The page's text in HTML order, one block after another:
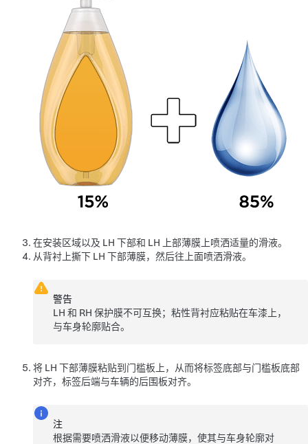
在安装区域以及 LH 下部和 LH 上部薄膜上喷洒适量的滑液。
从背衬上撕下 LH 下部薄膜，然后往上面喷洒滑液。
警告
LH 和 RH 保护膜不可互换；粘性背衬应粘贴在车漆上，
与车身轮廓贴合。
将 LH 下部薄膜粘贴到门槛板上，从而将标签底部与门槛板底部
对齐，标签后端与车辆的后围板对齐。
注
根据需要喷洒滑液以便移动薄膜，使其与车身轮廓对